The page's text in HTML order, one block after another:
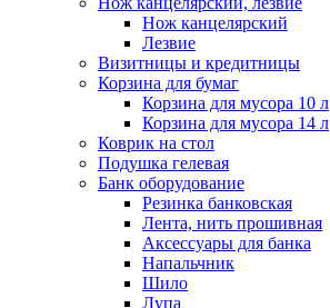
Нож канцелярский
Лезвие
Визитницы и кредитницы
Корзина для бумаг
Корзина для мусора 10 л
Корзина для мусора 14 л
Коврик на стол
Подушка гелевая
Банк оборудование
Резинка банковская
Лента, нить прошивная
Аксессуары для банка
Напальчник
Шило
Лупа